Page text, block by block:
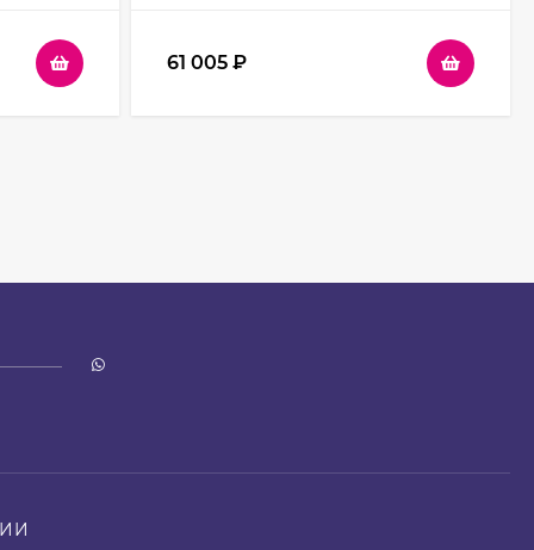
61 005 ₽